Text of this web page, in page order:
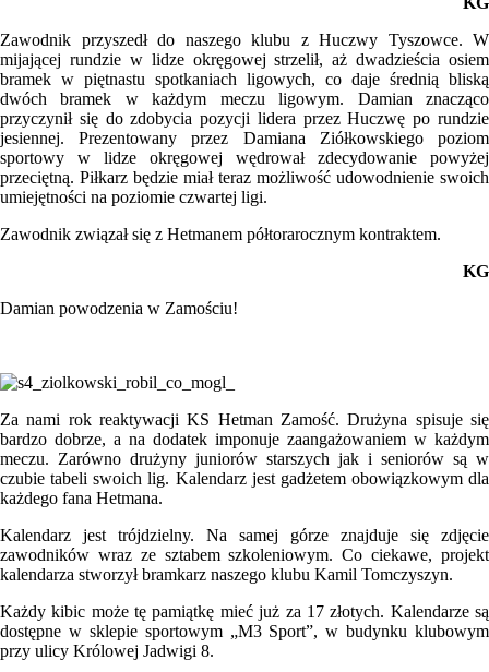
Zawodnik przyszedł do naszego klubu z Huczwy Tyszowce. W
mijającej rundzie w lidze okręgowej strzelił, aż dwadzieścia osiem
bramek w piętnastu spotkaniach ligowych, co daje średnią bliską
dwóch bramek w każdym meczu ligowym. Damian znacząco
przyczynił się do zdobycia pozycji lidera przez Huczwę po rundzie
jesiennej. Prezentowany przez Damiana Ziółkowskiego poziom
sportowy w lidze okręgowej wędrował zdecydowanie powyżej
przeciętną. Piłkarz będzie miał teraz możliwość udowodnienie swoich
umiejętności na poziomie czwartej ligi.
Zawodnik związał się z Hetmanem półtorarocznym kontraktem.
KG
Damian powodzenia w Zamościu!
Za nami rok reaktywacji KS Hetman Zamość. Drużyna spisuje się
bardzo dobrze, a na dodatek imponuje zaangażowaniem w każdym
meczu. Zarówno drużyny juniorów starszych jak i seniorów są w
czubie tabeli swoich lig. Kalendarz jest gadżetem obowiązkowym dla
każdego fana Hetmana.
Kalendarz jest trójdzielny. Na samej górze znajduje się zdjęcie
zawodników wraz ze sztabem szkoleniowym. Co ciekawe, projekt
kalendarza stworzył bramkarz naszego klubu Kamil Tomczyszyn.
Każdy kibic może tę pamiątkę mieć już za 17 złotych. Kalendarze są
dostępne w sklepie sportowym „M3 Sport”, w budynku klubowym
przy ulicy Królowej Jadwigi 8.